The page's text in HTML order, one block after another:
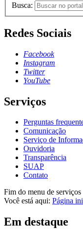
Busca:
Redes Sociais
Facebook
Instagram
Twitter
YouTube
Serviços
Perguntas
Comunicação
Serviço de
Ouvidoria
Transparência
SUAP
Contato
Fim do menu de serviços
Você está aqui: Página
Em destaque